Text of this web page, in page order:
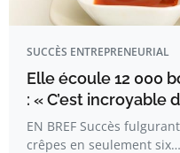
SUCCÈS ENTREPRENEURIAL
Elle écoule 12 000
: « C’est incroyable
EN BREF Succès
crêpes en seulement six…